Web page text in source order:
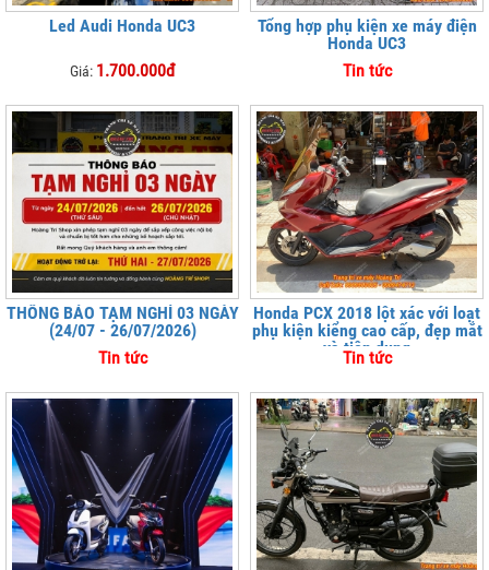
Led Audi Honda UC3
Giá: 1.700.000đ
Tổng hợp phụ kiện xe máy điện
Honda UC3
Tin tức
THÔNG BÁO TẠM NGHỈ 03 NGÀY
(24/07 - 26/07/2026)
Tin tức
Honda PCX 2018 lột xác với loạt
phụ kiện kiểng cao cấp, đẹp mắt
và tiện dụng
Tin tức